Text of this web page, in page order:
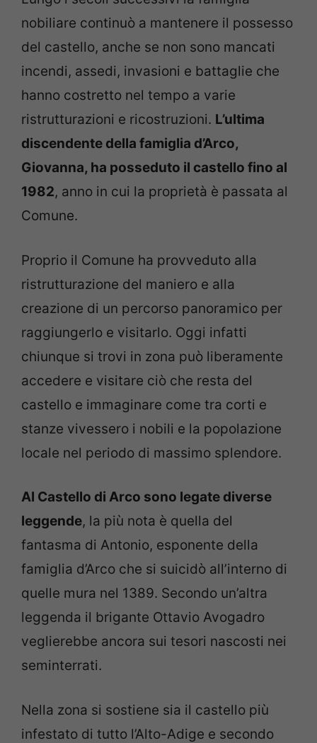
nobiliare continuò a mantenere il possesso
del castello, anche se non sono mancati
incendi, assedi, invasioni e battaglie che
hanno costretto nel tempo a varie
ristrutturazioni e ricostruzioni. L’ultima
discendente della famiglia d’Arco,
Giovanna, ha posseduto il castello fino al
1982, anno in cui la proprietà è passata al
Comune.
Proprio il Comune ha provveduto alla
ristrutturazione del maniero e alla
creazione di un percorso panoramico per
raggiungerlo e visitarlo. Oggi infatti
chiunque si trovi in zona può liberamente
accedere e visitare ciò che resta del
castello e immaginare come tra corti e
stanze vivessero i nobili e la popolazione
locale nel periodo di massimo splendore.
Al Castello di Arco sono legate diverse
leggende, la più nota è quella del
fantasma di Antonio, esponente della
famiglia d’Arco che si suicidò all’interno di
quelle mura nel 1389. Secondo un’altra
leggenda il brigante Ottavio Avogadro
veglierebbe ancora sui tesori nascosti nei
seminterrati.
Nella zona si sostiene sia il castello più
infestato di tutto l’Alto-Adige e secondo